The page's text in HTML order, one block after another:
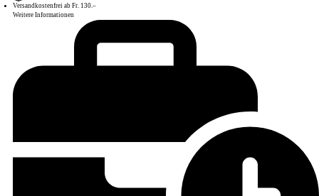
Versandkostenfrei ab Fr. 130.–
Weitere Informationen